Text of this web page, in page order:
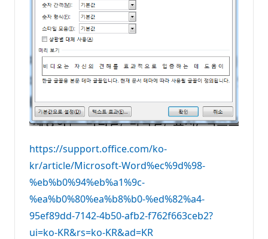
https://support.office.com/ko-
kr/article/Microsoft-Word%ec%9d%98-
%eb%b0%94%eb%a1%9c-
%ea%b0%80%ea%b8%b0-%ed%82%a4-
95ef89dd-7142-4b50-afb2-f762f663ceb2?
ui=ko-KR&rs=ko-KR&ad=KR